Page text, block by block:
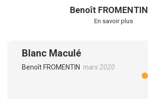
Benoît FROMENTIN
En savoir plus
Blanc Maculé
Benoît FROMENTIN mars 2020